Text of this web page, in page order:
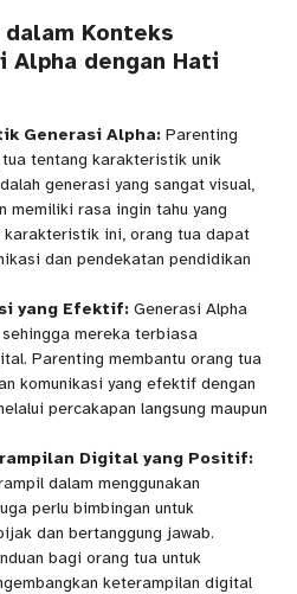
Konteks
Alpha dengan Hati
Generasi Alpha: Parenting
tua tentang karakteristik unik
generasi yang sangat visual,
memiliki rasa ingin tahu yang
karakteristik ini, orang tua dapat
dan pendekatan pendidikan
yang Efektif: Generasi Alpha
mereka terbiasa
Parenting membantu orang tua
komunikasi yang efektif dengan
percakapan langsung maupun
Digital yang Positif:
dalam menggunakan
perlu bimbingan untuk
dan bertanggung jawab.
bagi orang tua untuk
keterampilan digital